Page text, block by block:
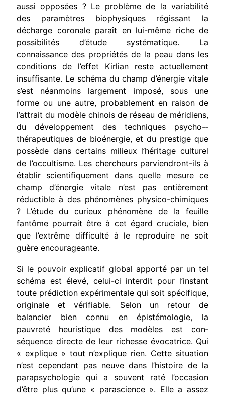
aussi opposées ? Le problème de la variabilité
des paramètres biophysiques régissant la
décharge coro­nale paraît en lui-même riche de
possibilités d’étude systématique. La
connaissance des propriétés de la peau dans les
conditions de l’effet Kirlian reste actuellement
insuffisante. Le schéma du champ d’énergie vitale
s’est néanmoins largement imposé, sous une
forme ou une autre, probablement en raison de
l’attrait du modèle chinois de réseau de méridiens,
du développement des techniques psycho-­
thérapeutiques de bioénergie, et du prestige que
possède dans cer­tains milieux l’héritage culturel
de l’occultisme. Les chercheurs parviendront-ils à
établir scientifiquement dans quelle mesure ce
champ d’énergie vitale n’est pas entièrement
réductible à des phé­nomènes physico-chimiques
? L’étude du curieux phénomène de la feuille
fantôme pourrait être à cet égard cruciale, bien
que l’extrême difficulté à le reproduire ne soit
guère encourageante.
Si le pouvoir explicatif global apporté par un tel
schéma est élevé, celui-ci interdit pour l’instant
toute prédiction expérimentale qui soit spécifique,
originale et vérifiable. Selon un retour de
balancier bien connu en épistémologie, la
pauvreté heuristique des modèles est con­
séquence directe de leur richesse évocatrice. Qui
« explique » tout n’explique rien. Cette situation
n’est cependant pas neuve dans l’his­toire de la
parapsychologie qui a souvent raté l’occasion
d’être plus qu’une « parascience ». Elle a assez